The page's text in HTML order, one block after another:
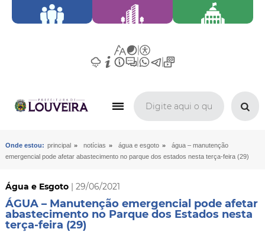
Onde estou: principal » notícias » água e esgoto »
água – manutenção
emergencial pode afetar abastecimento no parque dos estados nesta terça-feira (29)
Água e Esgoto| 29/06/2021
ÁGUA – Manutenção emergencial pode afetar
abastecimento no Parque dos Estados nesta
terça-feira (29)